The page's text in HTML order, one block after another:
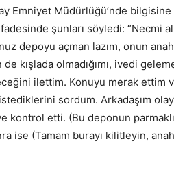
Emniyet Müdürlüğü’nde
şunları söyledi: “Necmi
depoyu açman lazım, onun
kışlada olmadığımı, ivedi
ilettim. Konuyu merak ettim
sordum. Arkadaşım
kontrol etti. (Bu deponun
ise (Tamam burayı kilitleyin,